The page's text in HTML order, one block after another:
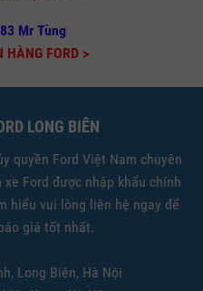
Mr Tùng
HÀNG FORD >
LONG BIÊN
quyền Ford Việt Nam chuyên
Ford được nhập khẩu chính
hiểu vui lòng liên hệ ngay để
giá tốt nhất.
Long Biên, Hà Nội